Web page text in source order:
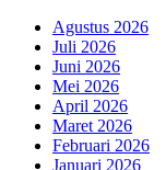
Agustus 2026
Juli 2026
Juni 2026
Mei 2026
April 2026
Maret 2026
Februari 2026
Januari 2026